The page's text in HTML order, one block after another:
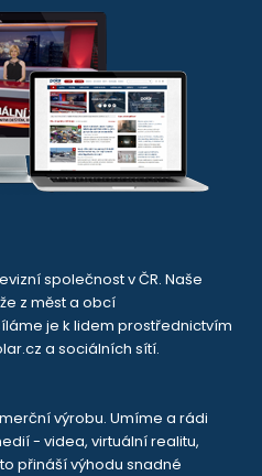
společnost v ČR. Naše
z měst a obcí
je k lidem prostřednictvím
a sociálních sítí.
výrobu. Umíme a rádi
- videa, virtuální realitu,
přináší výhodu snadné